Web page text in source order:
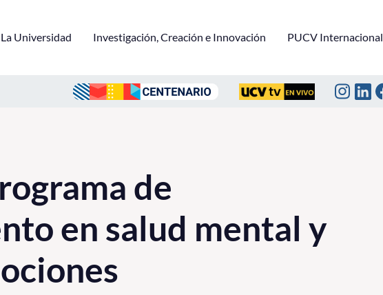
La Universidad Investigación, Creación e Innovación PUCV Internacional
de
en salud mental y